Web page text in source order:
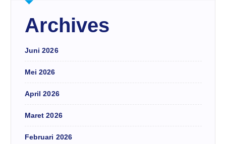
Archives
Juni 2026
Mei 2026
April 2026
Maret 2026
Februari 2026